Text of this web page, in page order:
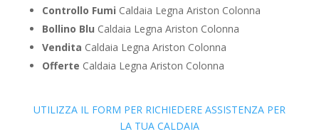
Controllo Fumi Caldaia Legna Ariston Colonna
Bollino Blu Caldaia Legna Ariston Colonna
Vendita Caldaia Legna Ariston Colonna
Offerte Caldaia Legna Ariston Colonna
UTILIZZA IL FORM PER RICHIEDERE ASSISTENZA PER
LA TUA CALDAIA